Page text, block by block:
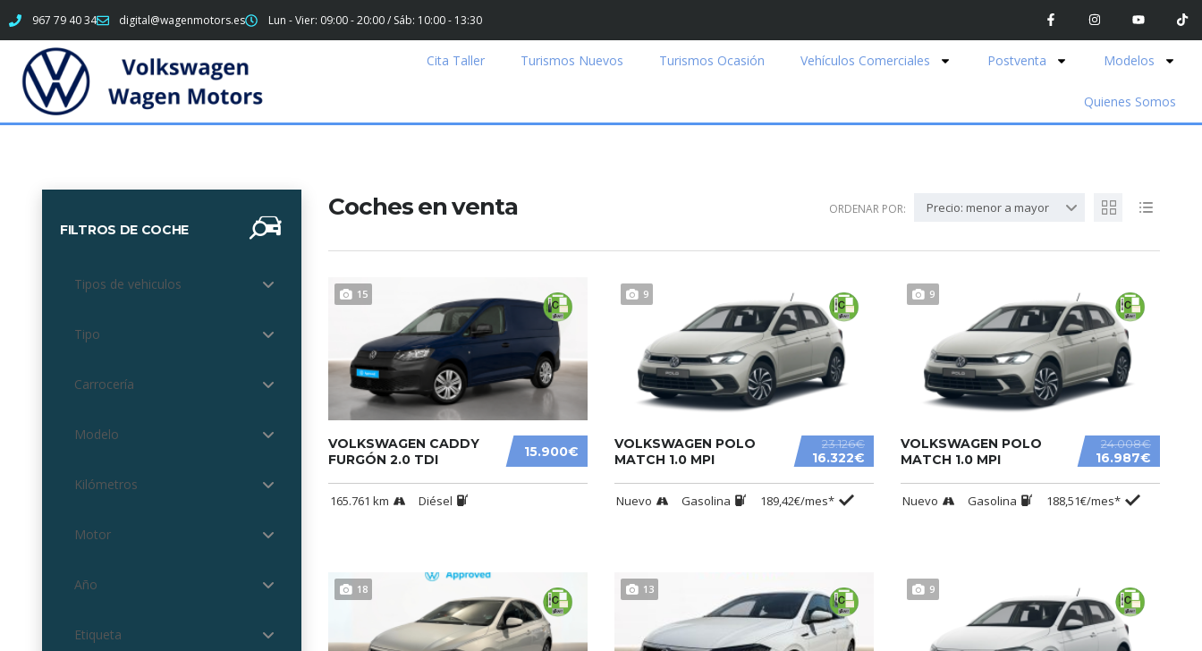
967 79 40 34 digital@wagenmotors.es Lun - Vier: 09:00 - 20:00 / Sáb: 10:00 - 13:30
Cita Taller Turismos Nuevos Turismos Ocasión Vehículos Comerciales Postventa Modelos
Quienes Somos
FILTROS DE COCHE
Tipos de vehiculos
Tipo
Carrocería
Modelo
Kilómetros
Motor
Año
Etiqueta
Coches en venta ORDENAR POR: Precio: menor a mayor
15
15.900€
VOLKSWAGEN CADDY
FURGÓN 2.0 TDI
165.761 km Diésel
9
23.126€
16.322€
VOLKSWAGEN POLO
MATCH 1.0 MPI
Nuevo Gasolina 189,42€/mes*
9
24.008€
16.987€
VOLKSWAGEN POLO
MATCH 1.0 MPI
Nuevo Gasolina 188,51€/mes*
18 13 9